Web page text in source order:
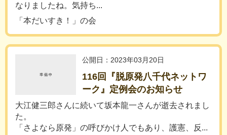
なりましたね。気持ち...
「本だいすき！」の会
公開日：2023年03月20日
116回『脱原発八千代ネットワ
ーク』定例会のお知らせ
大江健三郎さんに続いて坂本龍一さんが逝去されまし
た。
「さよなら原発」の呼びかけ人でもあり、護憲、反...